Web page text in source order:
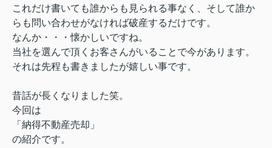
これだけ書いても誰からも見られる事なく、そして誰か
らも問い合わせがなければ破産するだけです。
なんか・・・懐かしいですね。
当社を選んで頂くお客さんがいることで今があります。
それは先程も書きましたが嬉しい事です。
昔話が長くなりました笑。
今回は
「納得不動産売却」
の紹介です。